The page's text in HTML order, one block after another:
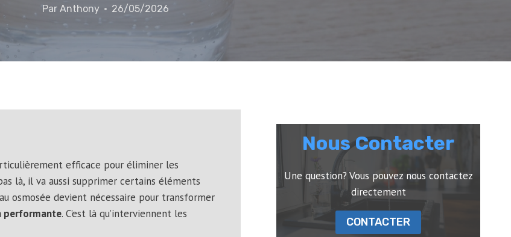
Par Anthony 26/05/2026
efficace pour éliminer les
là, il va aussi supprimer certains éléments
osmosée devient nécessaire pour transformer
performante. C’est là qu’interviennent les
Nous Contacter
Une question? Vous pouvez nous contactez
directement
CONTACTER